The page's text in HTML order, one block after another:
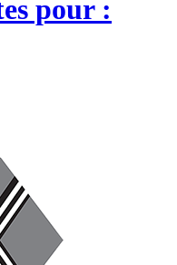
pour :